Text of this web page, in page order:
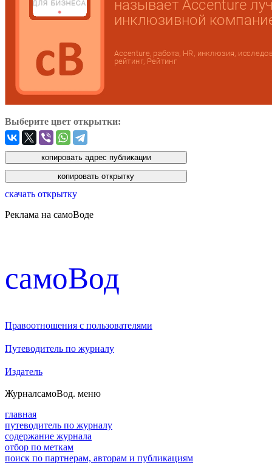
Выберите цвет открытки:
скачать открытку
Реклама на самоВоде
cамоВод
Правоотношения с пользователями
Путеводитель по журналу
Издатель
ЖурналсамоВод. меню
главная
путеводитель по журналу
содержание журнала
отбор по меткам
поиск по партнерам, авторам и публикациям